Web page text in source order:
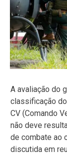
A avaliação do
classificação
CV (Comando
não deve
de combate ao
discutida em